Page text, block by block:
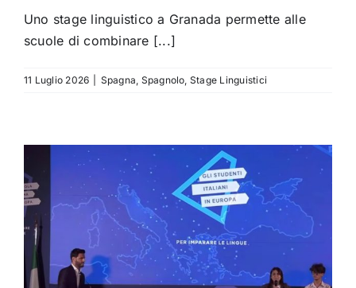
Uno stage linguistico a Granada permette alle
scuole di combinare [...]
11 Luglio 2026 Spagna, Spagnolo, Stage Linguistici